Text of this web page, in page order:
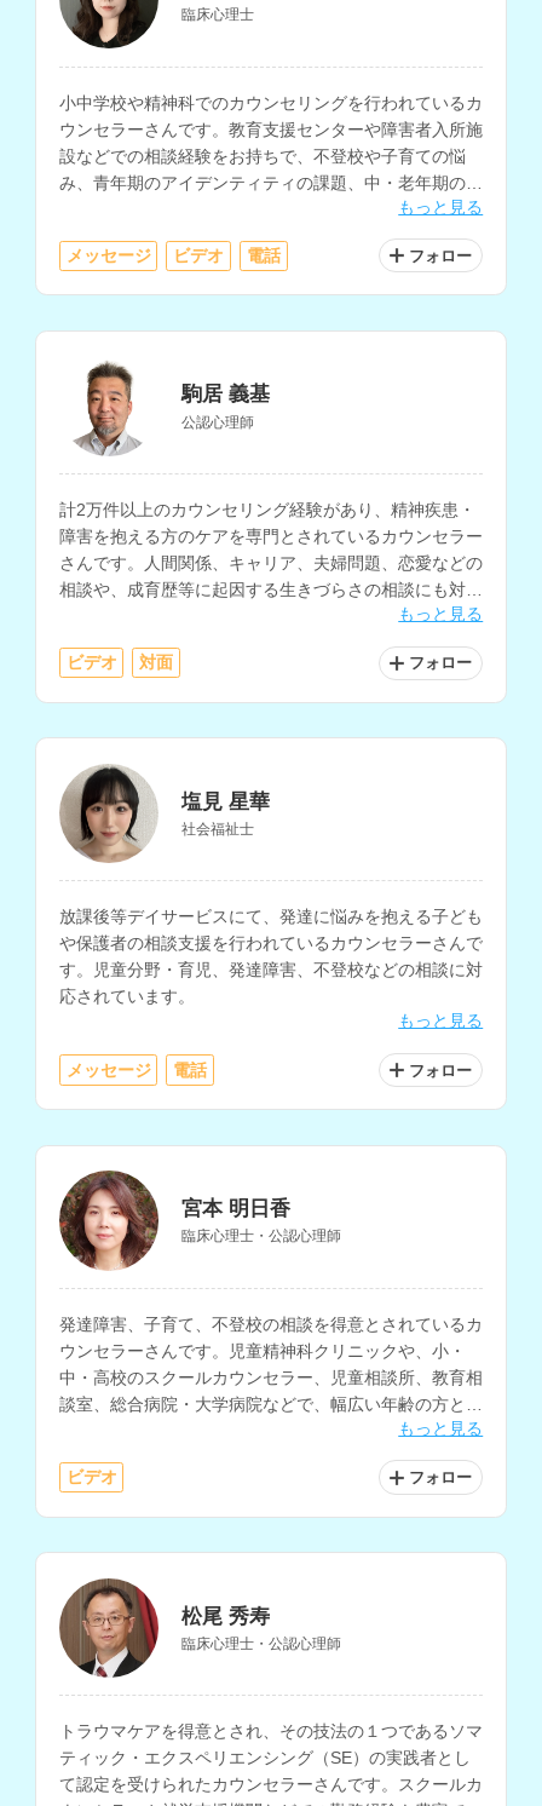
臨床心理士
小中学校や精神科でのカウンセリングを行われているカ
ウンセラーさんです。教育支援センターや障害者入所施
設などでの相談経験をお持ちで、不登校や子育ての悩
み、青年期のアイデンティティの課題、中・老年期の精
神的不調など、様々な相談を受けてこられています。
もっと見る
メッセージ ビデオ 電話 フォロー
駒居 義基
公認心理師
計2万件以上のカウンセリング経験があり、精神疾患・
障害を抱える方のケアを専門とされているカウンセラー
さんです。人間関係、キャリア、夫婦問題、恋愛などの
相談や、成育歴等に起因する生きづらさの相談にも対応
もっと見る
ビデオ 対面 フォロー
塩見 星華
社会福祉士
放課後等デイサービスにて、発達に悩みを抱える子ども
や保護者の相談支援を行われているカウンセラーさんで
す。児童分野・育児、発達障害、不登校などの相談に対
応されています。
もっと見る
メッセージ 電話 フォロー
宮本 明日香
臨床心理士・公認心理師
発達障害、子育て、不登校の相談を得意とされているカ
ウンセラーさんです。児童精神科クリニックや、小・
中・高校のスクールカウンセラー、児童相談所、教育相
談室、総合病院・大学病院などで、幅広い年齢の方との
臨床経験をお持ちで、大学の講師も務められています。
もっと見る
ビデオ フォロー
松尾 秀寿
臨床心理士・公認心理師
トラウマケアを得意とされ、その技法の１つであるソマ
ティック・エクスペリエンシング（SE）の実践者とし
て認定を受けられたカウンセラーさんです。スクールカ